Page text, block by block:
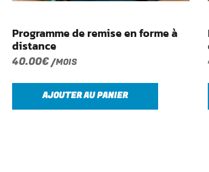
Programme de remise en forme à
distance
40.00€/MOIS
AJOUTER AU PANIER